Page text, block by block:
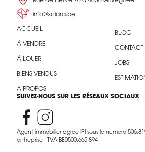
info@sciara.be
ACCUEIL
À VENDRE
À LOUER
BIENS VENDUS
A PROPOS
BLOG
CONTACT
JOBS
SUIVEZ-NOUS SUR LES RÉSEAUX SOCIAUX
Agent immobilier agréé IPI sous le numéro
entreprise : TVA BE0500.665.894